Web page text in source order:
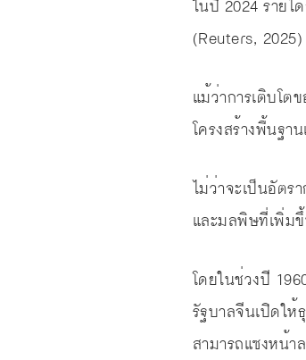
ในปี 2024 รายไ
(Reuters,
แม้ว่าการเติบโต
โครงสร้างพื้นฐ
ไม่ว่าจะเป็นอัตร
และมลพิษที่เพิ่ม
โดยในช่วงปี
รัฐบาลจีนเปิดให้
สามารถแซงหน้า